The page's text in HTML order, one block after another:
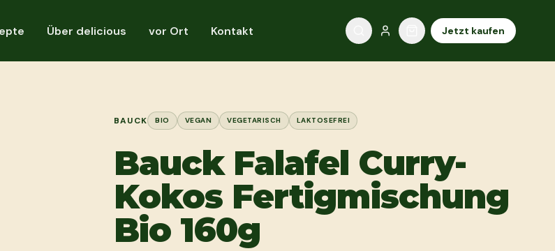
Über delicious vor Ort Kontakt Jetzt kaufen
BAUCK BIO VEGAN VEGETARISCH LAKTOSEFREI
Bauck Falafel Curry-
Kokos Fertigmischung
Bio 160g